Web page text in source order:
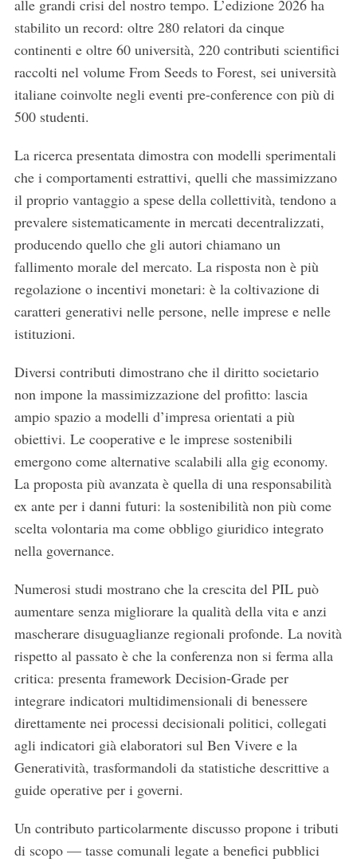
alle grandi crisi del nostro tempo. L’edizione 2026 ha
stabilito un record: oltre 280 relatori da cinque
continenti e oltre 60 università, 220 contributi scientifici
raccolti nel volume From Seeds to Forest, sei università
italiane coinvolte negli eventi pre-conference con più di
500 studenti.
La ricerca presentata dimostra con modelli sperimentali
che i comportamenti estrattivi, quelli che massimizzano
il proprio vantaggio a spese della collettività, tendono a
prevalere sistematicamente in mercati decentralizzati,
producendo quello che gli autori chiamano un
fallimento morale del mercato. La risposta non è più
regolazione o incentivi monetari: è la coltivazione di
caratteri generativi nelle persone, nelle imprese e nelle
istituzioni.
Diversi contributi dimostrano che il diritto societario
non impone la massimizzazione del profitto: lascia
ampio spazio a modelli d’impresa orientati a più
obiettivi. Le cooperative e le imprese sostenibili
emergono come alternative scalabili alla gig economy.
La proposta più avanzata è quella di una responsabilità
ex ante per i danni futuri: la sostenibilità non più come
scelta volontaria ma come obbligo giuridico integrato
nella governance.
Numerosi studi mostrano che la crescita del PIL può
aumentare senza migliorare la qualità della vita e anzi
mascherare disuguaglianze regionali profonde. La novità
rispetto al passato è che la conferenza non si ferma alla
critica: presenta framework Decision-Grade per
integrare indicatori multidimensionali di benessere
direttamente nei processi decisionali politici, collegati
agli indicatori già elaboratori sul Ben Vivere e la
Generatività, trasformandoli da statistiche descrittive a
guide operative per i governi.
Un contributo particolarmente discusso propone i tributi
di scopo — tasse comunali legate a benefici pubblici